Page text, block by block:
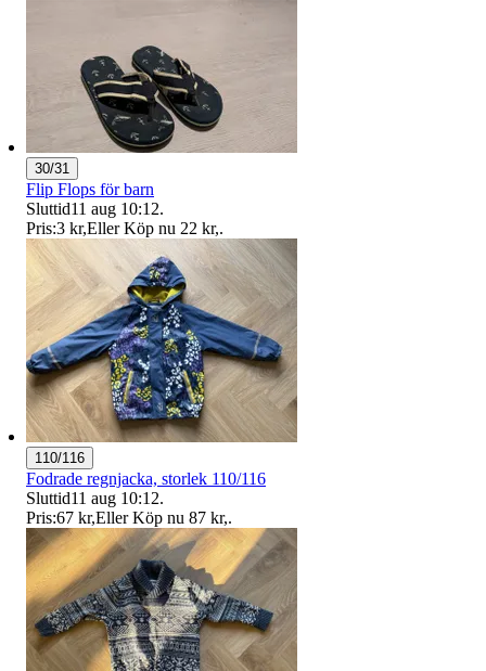
30/31
Flip Flops för barn
Sluttid11 aug 10:12.
Pris:3 kr,Eller Köp nu 22 kr,.
110/116
Fodrade regnjacka, storlek 110/116
Sluttid11 aug 10:12.
Pris:67 kr,Eller Köp nu 87 kr,.